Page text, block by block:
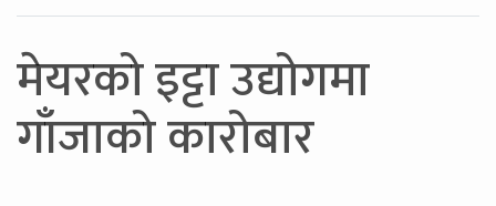
मेयरको इट्टा उद्योगमा
गाँजाको कारोबार